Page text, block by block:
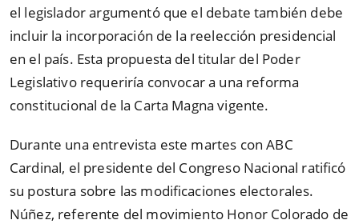
el legislador argumentó que el debate también debe
incluir la incorporación de la reelección presidencial
en el país. Esta propuesta del titular del Poder
Legislativo requeriría convocar a una reforma
constitucional de la Carta Magna vigente.
Durante una entrevista este martes con ABC
Cardinal, el presidente del Congreso Nacional ratificó
su postura sobre las modificaciones electorales.
Núñez, referente del movimiento Honor Colorado de